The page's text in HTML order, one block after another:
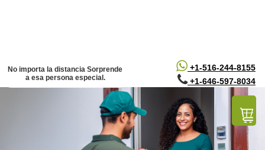
+1-516-244-8155
+1-646-597-8034
No importa la distancia Sorprende
a esa persona especial.